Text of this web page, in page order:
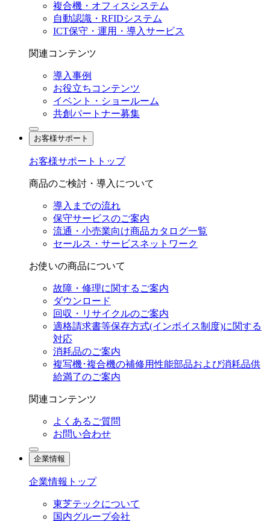
複合機・オフィスシステム
自動認識・RFIDシステム
ICT保守・運用・導入サービス
関連コンテンツ
導入事例
お役立ちコンテンツ
イベント・ショールーム
共創パートナー募集
お客様サポート
お客様サポートトップ
商品のご検討・導入について
導入までの流れ
保守サービスのご案内
流通・小売業向け商品カタログ一覧
セールス・サービスネットワーク
お使いの商品について
故障・修理に関するご案内
ダウンロード
回収・リサイクルのご案内
適格請求書等保存方式(インボイス制度)に関する
対応
消耗品のご案内
複写機･複合機の補修用性能部品および消耗品供
給満了のご案内
関連コンテンツ
よくあるご質問
お問い合わせ
企業情報
企業情報トップ
東芝テックについて
国内グループ会社